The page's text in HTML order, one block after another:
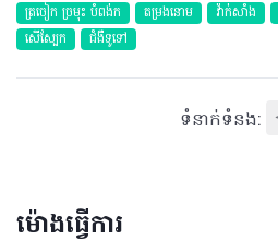
ត្រចៀក ច្រមុះ បំពង់ក
តម្រងនោម វ៉ាក់សាំង
សើស្បែក
ជំងឺទូទៅ
ទំនាក់ទំនង:
ម៉ោងធ្វើការ